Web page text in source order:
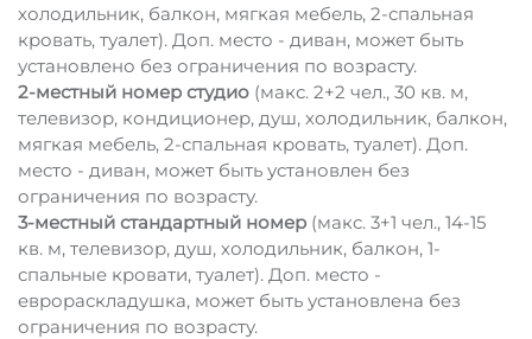
холодильник, балкон, мягкая мебель, 2-спальная
кровать, туалет). Доп. место - диван, может быть
установлено без ограничения по возрасту.
2-местный номер студио (макс. 2+2 чел., 30 кв. м,
телевизор, кондиционер, душ, холодильник, балкон,
мягкая мебель, 2-спальная кровать, туалет). Доп.
место - диван, может быть установлен без
ограничения по возрасту.
3-местный стандартный номер (макс. 3+1 чел., 14-15
кв. м, телевизор, душ, холодильник, балкон, 1-
спальные кровати, туалет). Доп. место -
еврораскладушка, может быть установлена без
ограничения по возрасту.